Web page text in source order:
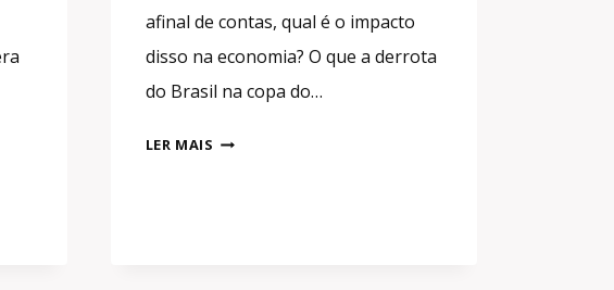
afinal de contas, qual é o impacto
disso na economia? O que a derrota
do Brasil na copa do…
LER MAIS DEU